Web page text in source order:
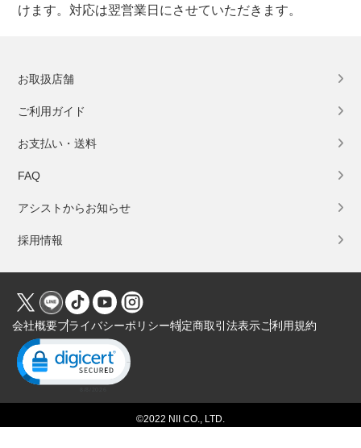
けます。対応は翌営業日にさせていただきます。
お取扱店舗
ご利用ガイド
お支払い・送料
FAQ
アシストからお知らせ
採用情報
会社概要プライバシーポリシー特定商取引法表示ご利用規約
Click to open certificate verification popup
©2022 NII CO., LTD.